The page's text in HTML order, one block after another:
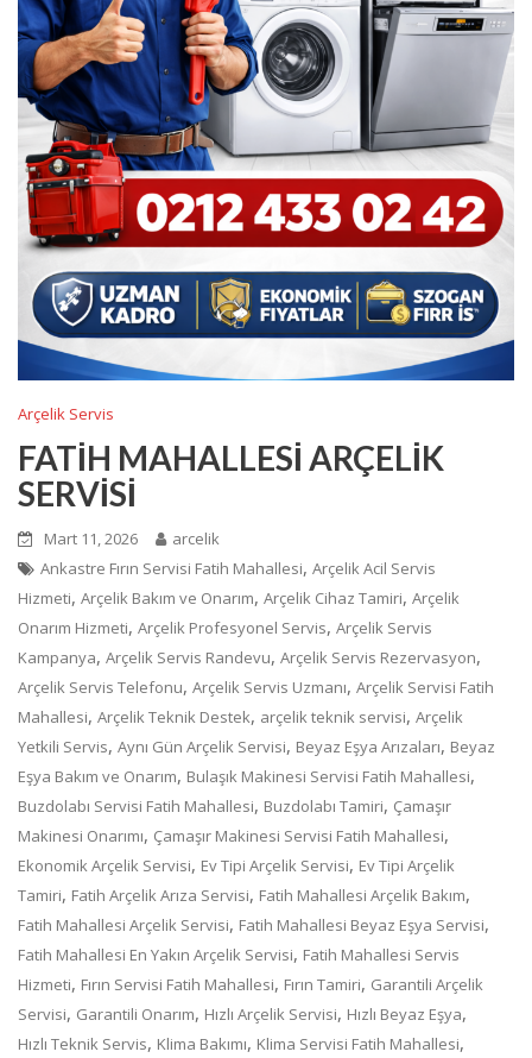
Arçelik Servis
FATİH MAHALLESİ ARÇELİK
SERVİSİ
Mart 11, 2026
arcelik
Ankastre Fırın Servisi Fatih Mahallesi, Arçelik Acil Servis
Hizmeti, Arçelik Bakım ve Onarım, Arçelik Cihaz Tamiri, Arçelik
Onarım Hizmeti, Arçelik Profesyonel Servis, Arçelik Servis
Kampanya, Arçelik Servis Randevu, Arçelik Servis Rezervasyon,
Arçelik Servis Telefonu, Arçelik Servis Uzmanı, Arçelik Servisi Fatih
Mahallesi, Arçelik Teknik Destek, arçelik teknik servisi, Arçelik
Yetkili Servis, Aynı Gün Arçelik Servisi, Beyaz Eşya Arızaları, Beyaz
Eşya Bakım ve Onarım, Bulaşık Makinesi Servisi Fatih Mahallesi,
Buzdolabı Servisi Fatih Mahallesi, Buzdolabı Tamiri, Çamaşır
Makinesi Onarımı, Çamaşır Makinesi Servisi Fatih Mahallesi,
Ekonomik Arçelik Servisi, Ev Tipi Arçelik Servisi, Ev Tipi Arçelik
Tamiri, Fatih Arçelik Arıza Servisi, Fatih Mahallesi Arçelik Bakım,
Fatih Mahallesi Arçelik Servisi, Fatih Mahallesi Beyaz Eşya Servisi,
Fatih Mahallesi En Yakın Arçelik Servisi, Fatih Mahallesi Servis
Hizmeti, Fırın Servisi Fatih Mahallesi, Fırın Tamiri, Garantili Arçelik
Servisi, Garantili Onarım, Hızlı Arçelik Servisi, Hızlı Beyaz Eşya,
Hızlı Teknik Servis, Klima Bakımı, Klima Servisi Fatih Mahallesi,